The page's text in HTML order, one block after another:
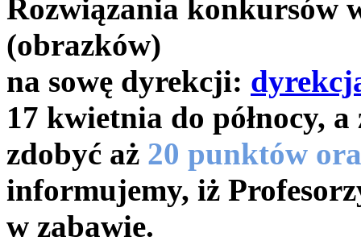
Rozwiązania konkursów
(obrazków)
na sowę dyrekcji:
17 kwietnia do północy,
zdobyć aż 20 punktów
informujemy, iż
w zabawie.